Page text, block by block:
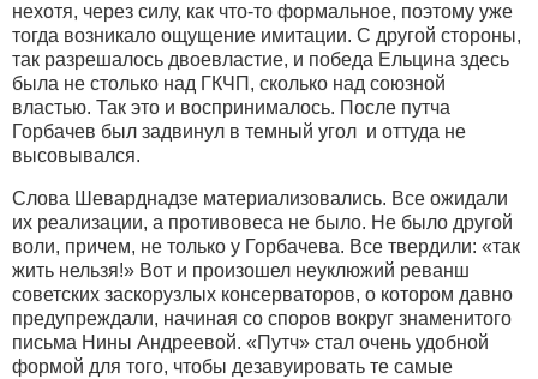
нехотя, через силу, как что-то формальное, поэтому уже
тогда возникало ощущение имитации. С другой стороны,
так разрешалось двоевластие, и победа Ельцина здесь
была не столько над ГКЧП, сколько над союзной
властью. Так это и воспринималось. После путча
Горбачев был задвинул в темный угол и оттуда не
высовывался.
Слова Шеварднадзе материализовались. Все ожидали
их реализации, а противовеса не было. Не было другой
воли, причем, не только у Горбачева. Все твердили: «так
жить нельзя!» Вот и произошел неуклюжий реванш
советских заскорузлых консерваторов, о котором давно
предупреждали, начиная со споров вокруг знаменитого
письма Нины Андреевой. «Путч» стал очень удобной
формой для того, чтобы дезавуировать те самые